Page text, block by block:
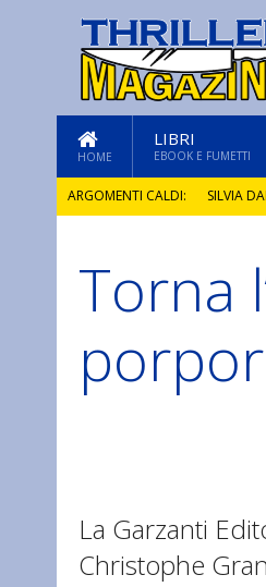
HOME
LIBRI
EBOOK E FUMETTI
ARGOMENTI CALDI: SILVIA
Torna
La Garzanti
Christophe